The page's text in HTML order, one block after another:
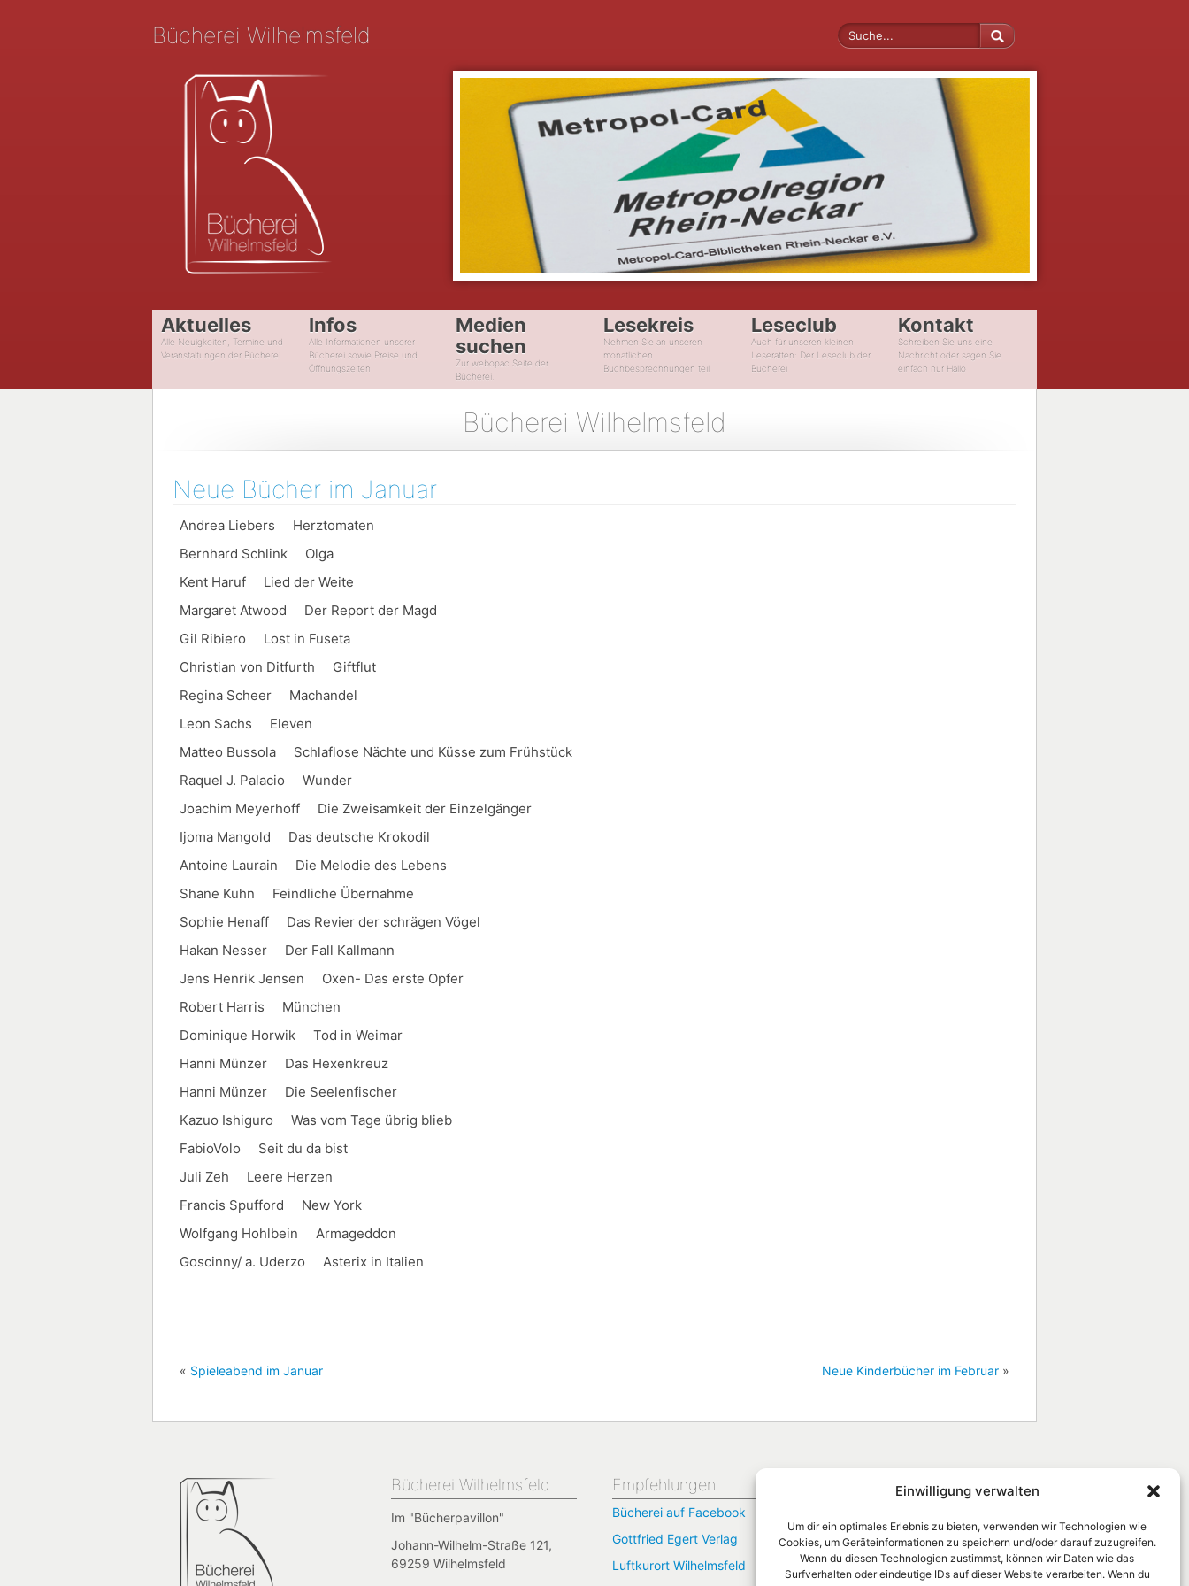
Einwilligung verwalten
Um dir ein optimales Erlebnis zu bieten, verwenden wir Technologien wie
Cookies, um Geräteinformationen zu speichern und/oder darauf zuzugreifen.
Wenn du diesen Technologien zustimmst, können wir Daten wie das
Surfverhalten oder eindeutige IDs auf dieser Website verarbeiten. Wenn du
Bücherei Wilhelmsfeld
Aktuelles
Alle Neuigkeiten, Termine und
Veranstaltungen der Bücherei
Infos
Alle Informationen unserer
Bücherei sowie Preise und
Öffnungszeiten
Medien
suchen
Zur webopac Seite der
Bücherei.
Lesekreis
Nehmen Sie an unseren
monatlichen
Buchbesprechnungen teil
Leseclub
Auch für unseren kleinen
Leseratten: Der Leseclub der
Bücherei
Kontakt
Schreiben Sie uns eine
Nachricht oder sagen Sie
einfach nur Hallo
Bücherei Wilhelmsfeld
Neue Bücher im Januar
Andrea Liebers Herztomaten
Bernhard Schlink Olga
Kent Haruf Lied der Weite
Margaret Atwood Der Report der Magd
Gil Ribiero Lost in Fuseta
Christian von Ditfurth Giftflut
Regina Scheer Machandel
Leon Sachs Eleven
Matteo Bussola Schlaflose Nächte und Küsse zum Frühstück
Raquel J. Palacio Wunder
Joachim Meyerhoff Die Zweisamkeit der Einzelgänger
Ijoma Mangold Das deutsche Krokodil
Antoine Laurain Die Melodie des Lebens
Shane Kuhn Feindliche Übernahme
Sophie Henaff Das Revier der schrägen Vögel
Hakan Nesser Der Fall Kallmann
Jens Henrik Jensen Oxen- Das erste Opfer
Robert Harris München
Dominique Horwik Tod in Weimar
Hanni Münzer Das Hexenkreuz
Hanni Münzer Die Seelenfischer
Kazuo Ishiguro Was vom Tage übrig blieb
FabioVolo Seit du da bist
Juli Zeh Leere Herzen
Francis Spufford New York
Wolfgang Hohlbein Armageddon
Goscinny/ a. Uderzo Asterix in Italien
« Spieleabend im Januar Neue Kinderbücher im Februar »
Bücherei Wilhelmsfeld
Im "Bücherpavillon"
Johann-Wilhelm-Straße 121,
69259 Wilhelmsfeld
Empfehlungen
Bücherei auf Facebook
Gottfried Egert Verlag
Luftkurort Wilhelmsfeld
Öffnungszeiten
und Freitag
15:00 - 18:00 Uhr
Donnerstag und Samstag